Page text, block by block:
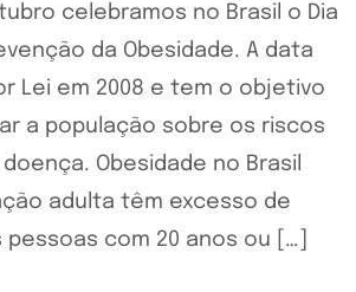
celebramos no Brasil o Dia
da Obesidade. A data
Lei em 2008 e tem o objetivo
a população sobre os riscos
Obesidade no Brasil
adulta têm excesso de
pessoas com 20 anos ou […]